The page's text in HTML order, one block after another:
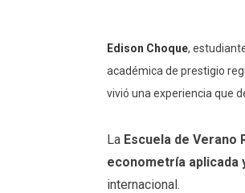
Edison Choque,
académica de prestigio
vivió una experiencia que
La Escuela de Verano
econometría aplicada
internacional.